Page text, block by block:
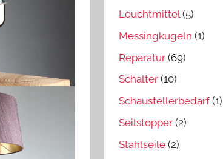
Leuchtmittel(5)
Messingkugeln (1)
Reparatur (69)
Schalter (10)
Schaustellerbedarf (1)
Seilstopper (2)
Stahlseile (2)